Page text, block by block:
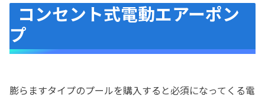
コンセント式電動エアーポン
プ
膨らますタイプのプールを購入すると必須になってくる電